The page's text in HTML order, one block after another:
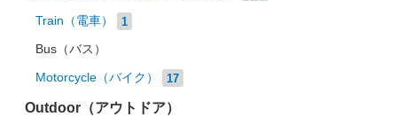
Train（電車） 1
Bus（バス）
Motorcycle（バイク） 17
Outdoor（アウトドア）